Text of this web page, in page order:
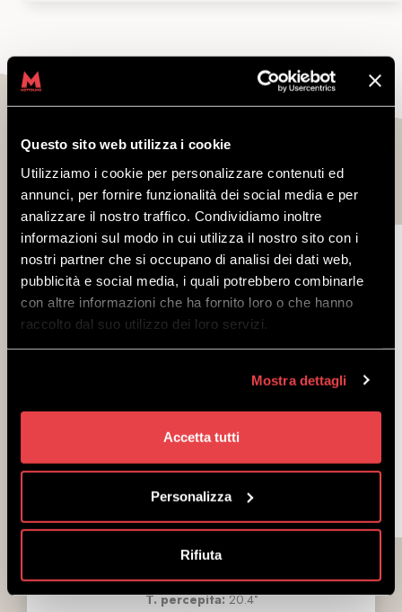
Questo sito web utilizza i cookie
Utilizziamo i cookie per personalizzare contenuti ed
annunci, per fornire funzionalità dei social media e per
analizzare il nostro traffico. Condividiamo inoltre
informazioni sul modo in cui utilizza il nostro sito con i
nostri partner che si occupano di analisi dei dati web,
pubblicità e social media, i quali potrebbero combinarle
con altre informazioni che ha fornito loro o che hanno
raccolto dal suo utilizzo dei loro servizi.
Mostra dettagli
Accetta tutti
Personalizza
Rifiuta
Il Meteo 7 giorni
Ven 7
20.6°
Sab 8
Pioggia leggera
20.6°
Min:11.2°
Dom 9
moderata
19.9°
Venerdì 7 Agosto
T. percepita:20.4°